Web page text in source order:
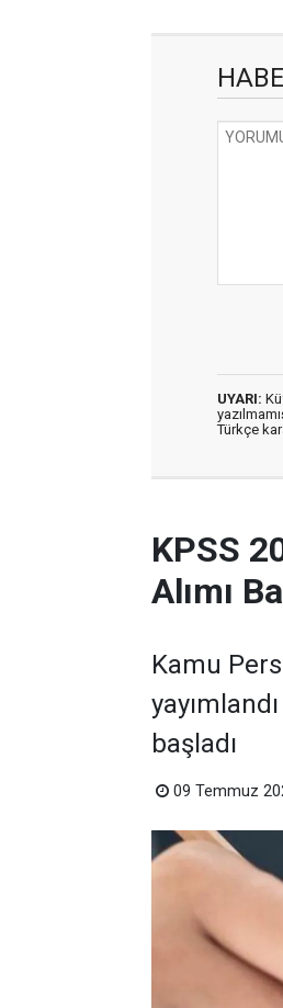
UYARI:
Türkçe
KPSS
Alımı
Kamu
başladı
09 Temmuz